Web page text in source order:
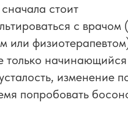
стоит
с врачом
или
только начинающийся
изменение
попробовать